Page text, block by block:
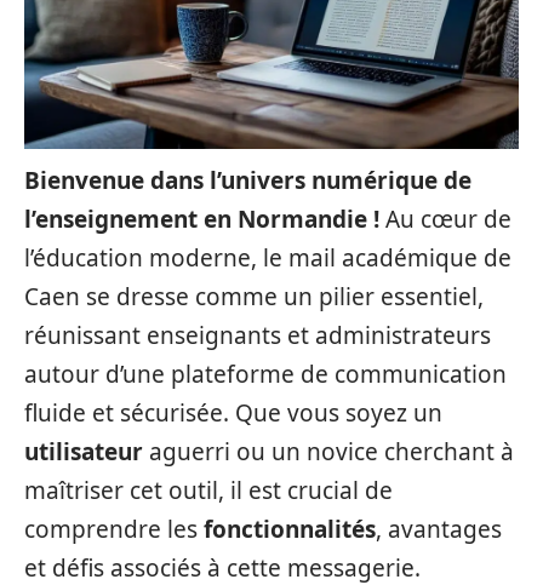
Bienvenue dans l’univers numérique de
l’enseignement en Normandie !Au cœur de
l’éducation moderne, le mail académique de
Caen se dresse comme un pilier essentiel,
réunissant enseignants et administrateurs
autour d’une plateforme de communication
fluide et sécurisée. Que vous soyez un
utilisateur aguerri ou un novice cherchant à
maîtriser cet outil, il est crucial de
comprendre lesfonctionnalités, avantages
et défis associés à cette messagerie.